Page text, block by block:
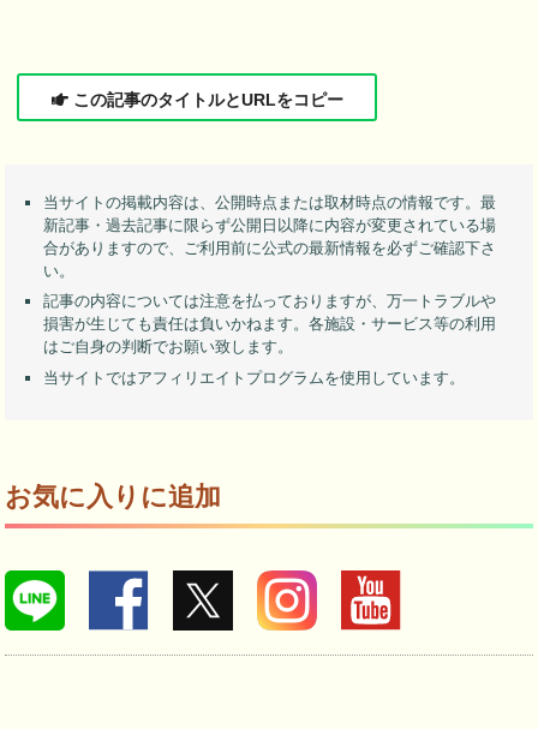
この記事のタイトルとURLをコピー
当サイトの掲載内容は、公開時点または取材時点の情報です。最
新記事・過去記事に限らず公開日以降に内容が変更されている場
合がありますので、ご利用前に公式の最新情報を必ずご確認下さ
い。
記事の内容については注意を払っておりますが、万一トラブルや
損害が生じても責任は負いかねます。各施設・サービス等の利用
はご自身の判断でお願い致します。
当サイトではアフィリエイトプログラムを使用しています。
お気に入りに追加